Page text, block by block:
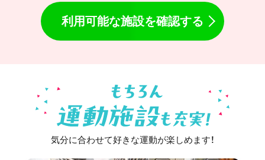
利用可能な施設を確認する
気分に合わせて好きな運動が楽しめます！